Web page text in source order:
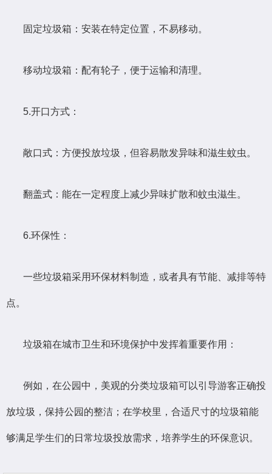
固定垃圾箱：安装在特定位置，不易移动。
移动垃圾箱：配有轮子，便于运输和清理。
5.开口方式：
敞口式：方便投放垃圾，但容易散发异味和滋生蚊虫。
翻盖式：能在一定程度上减少异味扩散和蚊虫滋生。
6.环保性：
一些垃圾箱采用环保材料制造，或者具有节能、减排等特
点。
垃圾箱在城市卫生和环境保护中发挥着重要作用：
例如，在公园中，美观的分类垃圾箱可以引导游客正确投
放垃圾，保持公园的整洁；在学校里，合适尺寸的垃圾箱能
够满足学生们的日常垃圾投放需求，培养学生的环保意识。